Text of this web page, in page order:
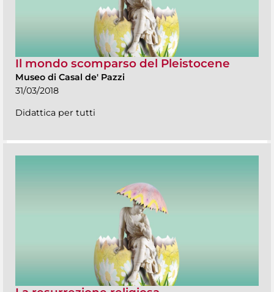
Il mondo scomparso del Pleistocene
Museo di Casal de' Pazzi
31/03/2018
Didattica per tutti